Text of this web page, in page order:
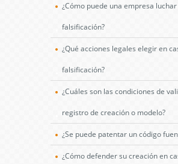
¿Cómo puede una empresa
falsificación?
¿Qué acciones legales elegir en
falsificación?
¿Cuáles son las condiciones de
registro de creación o modelo?
¿Se puede patentar un código
¿Cómo defender su creación en